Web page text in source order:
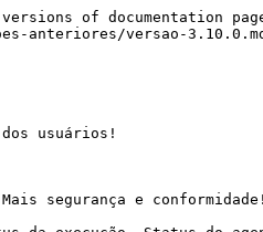
of documentation
anteriores/versao-
usuários!
segurança e conformidade!